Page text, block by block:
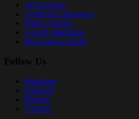
AI Adoption
Customer Experience
Digital Product
Growth Marketing
Runroom Academy
Follow Us
Instagram
LinkedIn
Bluesky
Youtube